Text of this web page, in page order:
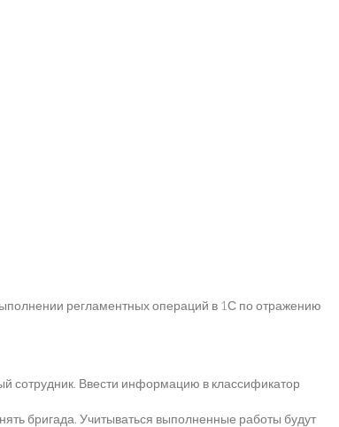
регламентных операций в 1С по отражению
сотрудник. Ввести информацию в классификатор
бригада. Учитываться выполненные работы будут